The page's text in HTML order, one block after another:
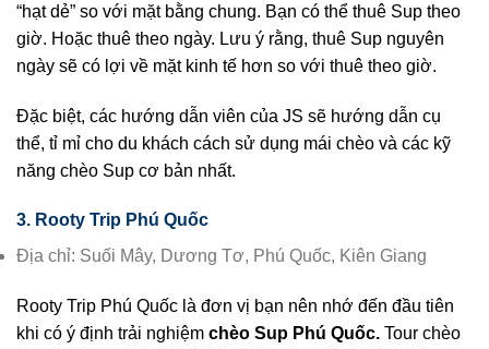
“hạt dẻ” so với mặt bằng chung. Bạn có thể thuê Sup theo
giờ. Hoặc thuê theo ngày. Lưu ý rằng, thuê Sup nguyên
ngày sẽ có lợi về mặt kinh tế hơn so với thuê theo giờ.
Đặc biệt, các hướng dẫn viên của JS sẽ hướng dẫn cụ
thể, tỉ mỉ cho du khách cách sử dụng mái chèo và các kỹ
năng chèo Sup cơ bản nhất.
3. Rooty Trip Phú Quốc
Địa chỉ: Suối Mây, Dương Tơ, Phú Quốc, Kiên Giang
Rooty Trip Phú Quốc là đơn vị bạn nên nhớ đến đầu tiên
khi có ý định trải nghiệm chèo Sup Phú Quốc. Tour chèo